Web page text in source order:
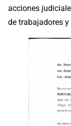
acciones
de trabajadores